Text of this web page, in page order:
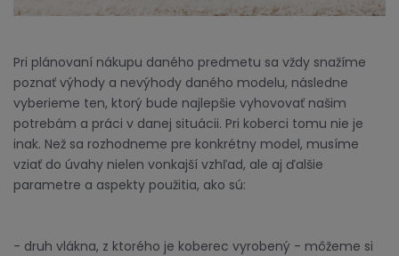
Pri plánovaní nákupu daného predmetu sa vždy snažíme
poznať výhody a nevýhody daného modelu, následne
vyberieme ten, ktorý bude najlepšie vyhovovať našim
potrebám a práci v danej situácii. Pri koberci tomu nie je
inak. Než sa rozhodneme pre konkrétny model, musíme
vziať do úvahy nielen vonkajší vzhľad, ale aj ďalšie
parametre a aspekty použitia, ako sú:
- druh vlákna, z ktorého je koberec vyrobený - môžeme si